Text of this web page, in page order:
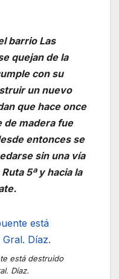
barrio Las
quejan de la
con su
un nuevo
que hace once
de madera fue
entonces se
sin una vía
5ª y hacia la
está destruido
Díaz.